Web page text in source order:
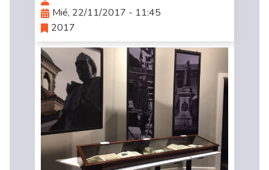
Mié, 22/11/2017 - 11:45
2017